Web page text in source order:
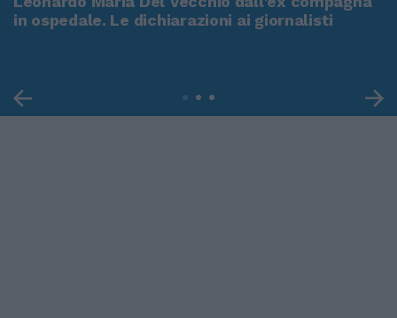
Leonardo Maria Del Vecchio dall'ex compagna
in ospedale. Le dichiarazioni ai giornalisti